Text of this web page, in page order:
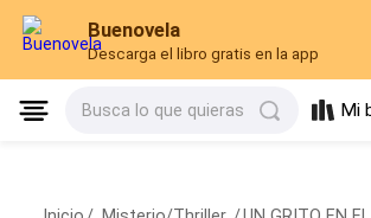
Buenovela
Descarga el libro gratis en la app
Busca lo que quieras Mi